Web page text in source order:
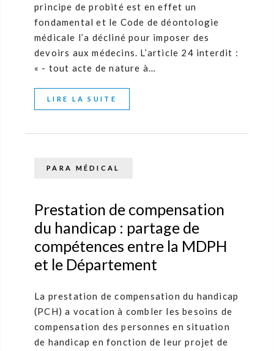
principe de probité est en effet un
fondamental et le Code de déontologie
médicale l’a décliné pour imposer des
devoirs aux médecins. L’article 24 interdit :
« - tout acte de nature à…
LIRE LA SUITE
PARA MÉDICAL
Prestation de compensation
du handicap : partage de
compétences entre la MDPH
et le Département
La prestation de compensation du handicap
(PCH) a vocation à combler les besoins de
compensation des personnes en situation
de handicap en fonction de leur projet de